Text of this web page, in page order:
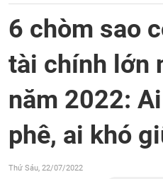
6 chòm sao
tài chính lớn
năm 2022:
phê, ai khó
Thứ Sáu, 22/07/2022